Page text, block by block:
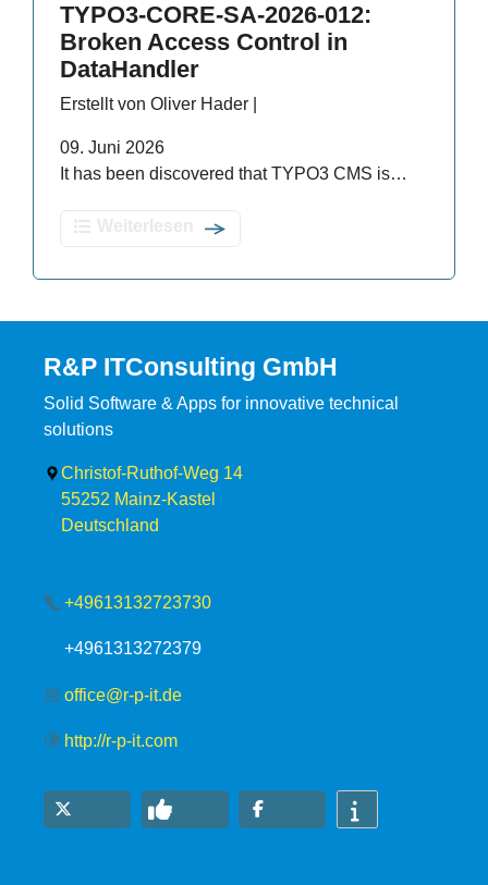
TYPO3-CORE-SA-2026-012:
Broken Access Control in
DataHandler
Erstellt von Oliver Hader |
09. Juni 2026
It has been discovered that TYPO3 CMS is…
R&P ITConsulting GmbH
Solid Software & Apps for innovative technical
solutions
Christof-Ruthof-Weg 14
55252 Mainz-Kastel
Deutschland
+49613132723730
+4961313272379
office@r-p-it.de
http://r-p-it.com